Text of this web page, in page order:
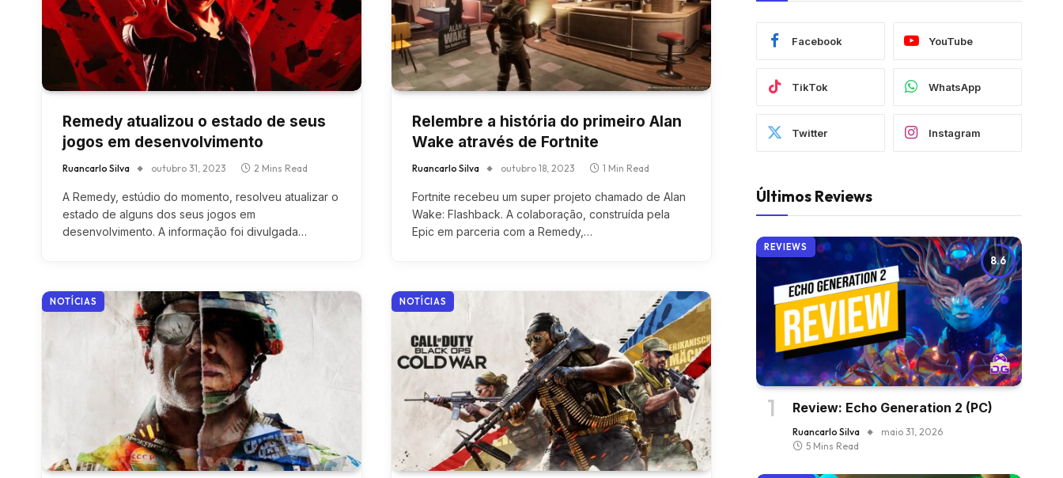
Remedy atualizou o estado de seus
jogos em desenvolvimento
Ruancarlo Silva outubro 31, 2023 2 Mins Read
A Remedy, estúdio do momento, resolveu atualizar o
estado de alguns dos seus jogos em
desenvolvimento. A informação foi divulgada…
Relembre a história do primeiro Alan
Wake através de Fortnite
Ruancarlo Silva outubro 18, 2023 1 Min Read
Fortnite recebeu um super projeto chamado de Alan
Wake: Flashback. A colaboração, construída pela
Epic em parceria com a Remedy,…
NOTÍCIAS NOTÍCIAS
Facebook YouTube
TikTok WhatsApp
Twitter Instagram
Últimos Reviews
8.6
REVIEWS
Review: Echo Generation 2 (PC)
Ruancarlo Silva
maio 31, 2026
5 Mins Read